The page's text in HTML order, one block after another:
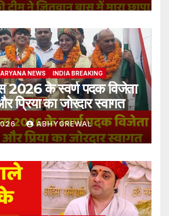
NEWS INDIA BREAKING
2026 के स्वर्ण पदक विजेता
प्रिया का जोरदार स्वागत
ABHYGREWAL